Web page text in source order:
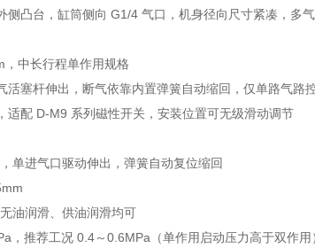
侧凸台，缸筒侧向 G1/4 气口，机身径向尺寸紧凑，多
中长行程单作用规格
活塞杆伸出，断气依靠内置弹簧自动缩回，仅单路气路
适配 D-M9 系列磁性开关，安装位置可无级滑动调节
单进气口驱动伸出，弹簧自动复位缩回
油润滑、供油润滑均可
，推荐工况 0.4～0.6MPa（单作用启动压力高于双作用